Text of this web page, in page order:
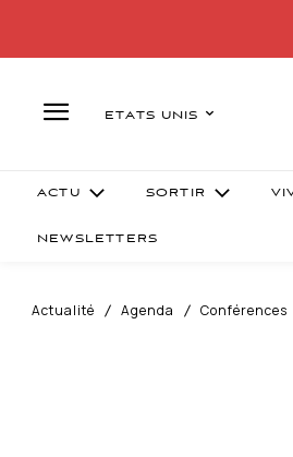
ETATS UNIS
ACTU SORTIR
NEWSLETTERS
Actualité Agenda Conférences